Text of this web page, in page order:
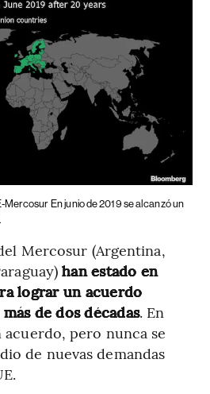
Mercosur En junio de 2019 se alcanzó un
Mercosur (Argentina,
han estado en
lograr un acuerdo
de dos décadas. En
acuerdo, pero nunca se
de nuevas demandas